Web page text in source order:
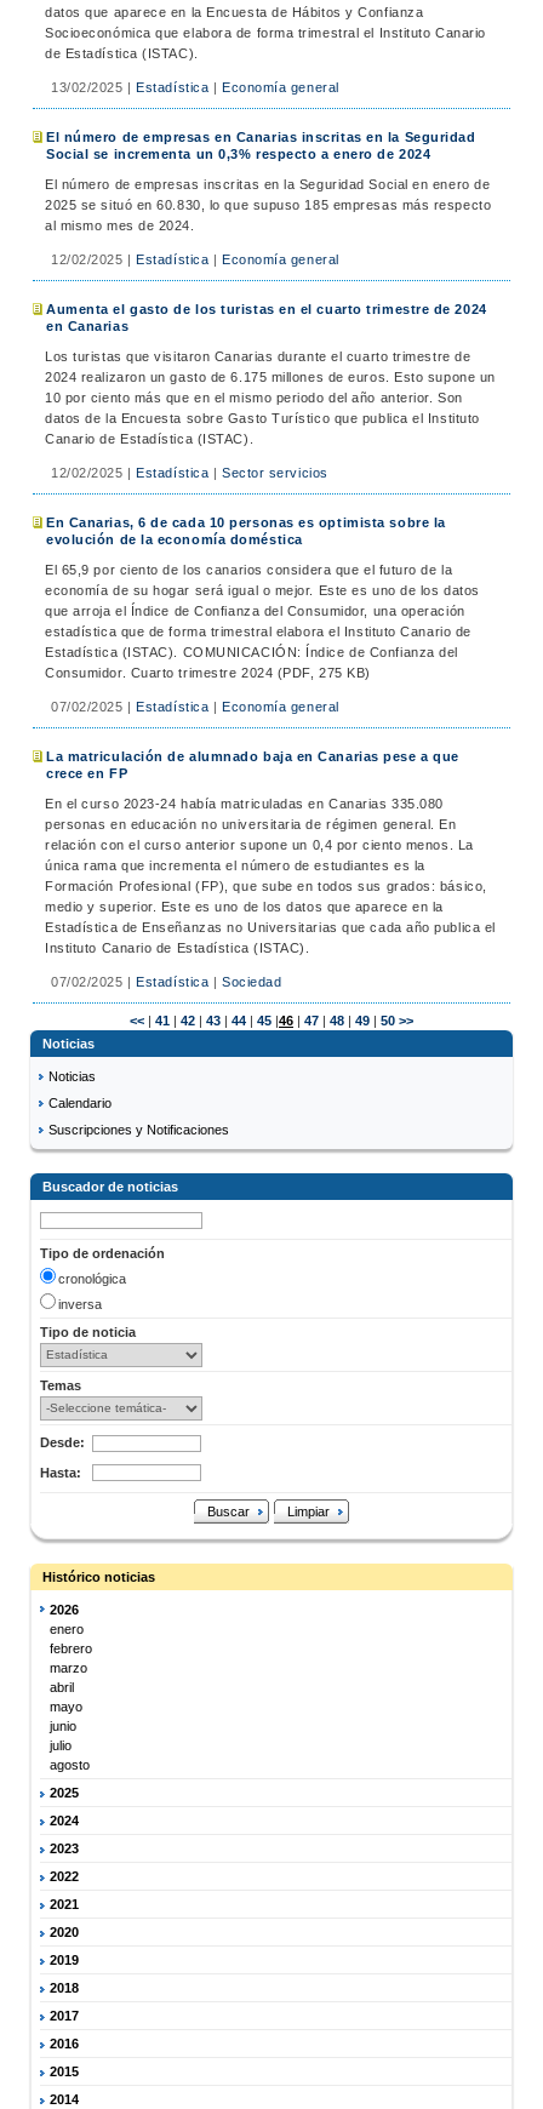
datos que aparece en la Encuesta de Hábitos y Confianza
Socioeconómica que elabora de forma trimestral el Instituto Canario
de Estadística (ISTAC).
13/02/2025 |Estadística | Economía general
El número de empresas en Canarias inscritas en la Seguridad
Social se incrementa un 0,3% respecto a enero de 2024
El número de empresas inscritas en la Seguridad Social en enero de
2025 se situó en 60.830, lo que supuso 185 empresas más respecto
al mismo mes de 2024.
12/02/2025 |Estadística | Economía general
Aumenta el gasto de los turistas en el cuarto trimestre de 2024
en Canarias
Los turistas que visitaron Canarias durante el cuarto trimestre de
2024 realizaron un gasto de 6.175 millones de euros. Esto supone un
10 por ciento más que en el mismo periodo del año anterior. Son
datos de la Encuesta sobre Gasto Turístico que publica el Instituto
Canario de Estadística (ISTAC).
12/02/2025 |Estadística | Sector servicios
En Canarias, 6 de cada 10 personas es optimista sobre la
evolución de la economía doméstica
El 65,9 por ciento de los canarios considera que el futuro de la
economía de su hogar será igual o mejor. Este es uno de los datos
que arroja el Índice de Confianza del Consumidor, una operación
estadística que de forma trimestral elabora el Instituto Canario de
Estadística (ISTAC). COMUNICACIÓN: Índice de Confianza del
Consumidor. Cuarto trimestre 2024 (PDF, 275 KB)
07/02/2025 |Estadística | Economía general
La matriculación de alumnado baja en Canarias pese a que
crece en FP
En el curso 2023-24 había matriculadas en Canarias 335.080
personas en educación no universitaria de régimen general. En
relación con el curso anterior supone un 0,4 por ciento menos. La
única rama que incrementa el número de estudiantes es la
Formación Profesional (FP), que sube en todos sus grados: básico,
medio y superior. Este es uno de los datos que aparece en la
Estadística de Enseñanzas no Universitarias que cada año publica el
Instituto Canario de Estadística (ISTAC).
07/02/2025 |Estadística | Sociedad
<< | 41 | 42 | 43 | 44 | 45 |46 | 47 | 48 | 49 | 50 >>
Noticias
Noticias
Calendario
Suscripciones y Notificaciones
Buscador de noticias
Tipo de ordenación
cronológica
inversa
Tipo de noticia
Temas
Desde:
Hasta:
Buscar Limpiar
Histórico noticias
2026
enero
febrero
marzo
abril
mayo
junio
julio
agosto
2025
2024
2023
2022
2021
2020
2019
2018
2017
2016
2015
2014